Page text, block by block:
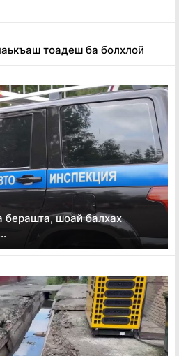
тоадеш ба болхлой
берашта, шоай балхах